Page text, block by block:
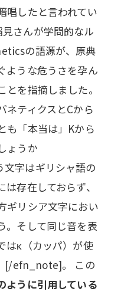
唱したと言われてい
さんが学問的なル
の語源が、原典
ような危うさを孕ん
を指摘しました。
ネティクスとCから
も「本当は」Kから
ょうか
字はギリシャ語の
存在しておらず、
ギリシア文字におい
。そして同じ音を表
はκ（カッパ）が使
[/efn_note]。 この
ように引用している